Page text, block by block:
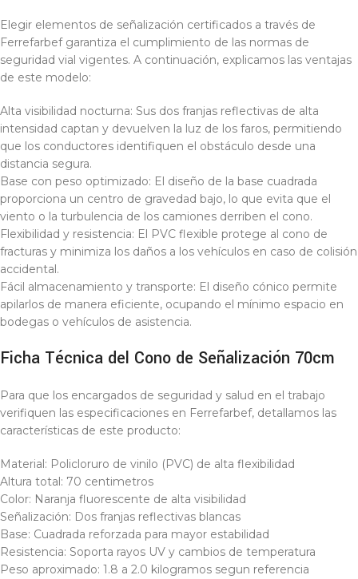
Elegir elementos de señalización certificados a través de
Ferrefarbef garantiza el cumplimiento de las normas de
seguridad vial vigentes. A continuación, explicamos las ventajas
de este modelo:
Alta visibilidad nocturna: Sus dos franjas reflectivas de alta
intensidad captan y devuelven la luz de los faros, permitiendo
que los conductores identifiquen el obstáculo desde una
distancia segura.
Base con peso optimizado: El diseño de la base cuadrada
proporciona un centro de gravedad bajo, lo que evita que el
viento o la turbulencia de los camiones derriben el cono.
Flexibilidad y resistencia: El PVC flexible protege al cono de
fracturas y minimiza los daños a los vehículos en caso de colisión
accidental.
Fácil almacenamiento y transporte: El diseño cónico permite
apilarlos de manera eficiente, ocupando el mínimo espacio en
bodegas o vehículos de asistencia.
Ficha Técnica del Cono de Señalización 70cm
Para que los encargados de seguridad y salud en el trabajo
verifiquen las especificaciones en Ferrefarbef, detallamos las
características de este producto:
Material: Policloruro de vinilo (PVC) de alta flexibilidad
Altura total: 70 centimetros
Color: Naranja fluorescente de alta visibilidad
Señalización: Dos franjas reflectivas blancas
Base: Cuadrada reforzada para mayor estabilidad
Resistencia: Soporta rayos UV y cambios de temperatura
Peso aproximado: 1.8 a 2.0 kilogramos segun referencia